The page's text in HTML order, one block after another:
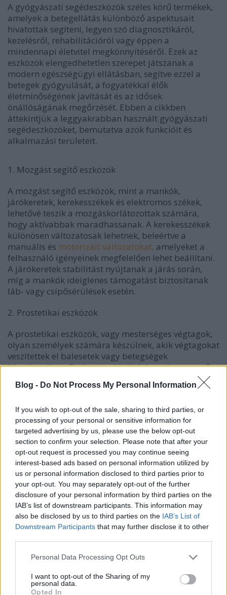
Blog - Do Not Process My Personal Information
If you wish to opt-out of the sale, sharing to third parties, or
processing of your personal or sensitive information for
targeted advertising by us, please use the below opt-out
section to confirm your selection. Please note that after your
opt-out request is processed you may continue seeing
interest-based ads based on personal information utilized by
us or personal information disclosed to third parties prior to
your opt-out. You may separately opt-out of the further
disclosure of your personal information by third parties on the
IAB’s list of downstream participants. This information may
also be disclosed by us to third parties on the IAB’s List of
Downstream Participants that may further disclose it to other
Please note that this website/app uses one or more Google
not limited to your visit or usage behaviour. You may click to
grant or deny consent to Google and its third-party tags to
Personal Data Processing Opt Outs
I want to opt-out of the Sharing of my
personal data.
Opted In
A gyógyászati segédeszközök széles körű termékek,
amelyek a betegellátás különböző aspektusait
hivatottak segíteni, legyen szó diagnosztikáról,
kezelésről, rehabilitációról vagy éppen a
mindennapi életvitel megkönnyítéséről. Ezek az
eszközök elengedhetetlen szerepet játszanak a
modern egészségügyi ellátásban, segítve ezzel a
betegek gyógyulását, a fogyatékkal élők
életminőségének javítását és az idősek
önállóságának megőrzését. Ebben a cikkben
áttekintjük a leggyakrabban használt gyógyászati
segédeszközöket, bemutatva azok funkcióit és
alkalmazási területeit.
1. Mozgást segítő eszközök
A mozgást segítő eszközök, mint a mankók,
járókeretek, kerekesszékek és elektromos székek,
lehetővé teszik a mozgáskorlátozottak számára,
hogy aktívabbak maradhassanak. A kerekesszékek
különösen változatosak lehetnek, beleértve a
manuális és motorizált változatokat, amelyeket a
felhasználó igényeinek megfelelően lehet beállítani.
A járókeretek stabilitást nyújtanak a járás során,
míg a mankók ideiglenes támogatást biztosítanak
láb- vagy csípősérülések esetén.
2. Prostetikai eszközök
A prostetikai eszközök, vagy mesterséges végtagok,
olyan személyek számára készülnek, akik végtagokat
veszítettek el balesetek vagy betegségek
következtében. Ezek az eszközök lehetnek egyszerű
statikus modellektől a fejlett, robotika által vezérelt
változatokig, amelyek lehetővé teszik az ujjak precíz
mozgását.
3. Diagnosztikai eszközök
Diagnosztikai eszközök, mint a vérnyomásmérők,
vércukorszint-mérők és EKG készülékek, alapvető
fontosságúak a betegségek korai felismerésében és
a kezelési stratégiák kidolgozásában. Ezek az
eszközök lehetővé teszik a betegek számára, hogy
otthonukban isnyomon követhessék állapotukat,
szükség esetén időben fordulhassanak orvoshoz.
4. Ortopédiai segédeszközök
Ortopédiai segédeszközök, beleértve a
térdrögzítőket, ortopéd talpbetéteket és gerincvédő
öveket, segítenek a testtartás javításában, csökkentik